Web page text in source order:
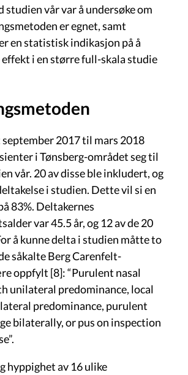
studien vår var å undersøke om
er egnet, samt
en statistisk indikasjon på å
effekt i en større full-skala studie
2017 til mars 2018
i Tønsberg-området seg til
vår. 20 av disse ble inkludert, og
i studien. Dette vil si en
83%. Deltakernes
var 45.5 år, og 12 av de 20
å kunne delta i studien måtte to
såkalte Berg Carenfelt-
oppfylt [8]: “Purulent nasal
unilateral predominance, local
predominance, purulent
bilaterally, or pus on inspection
hyppighet av 16 ulike